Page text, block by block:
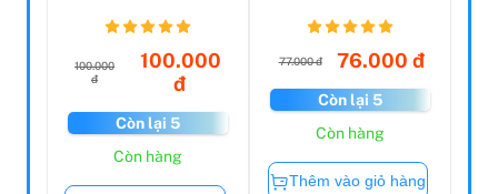
100.000
đ
100.000
đ
Còn lại 5
Còn hàng
77.000 đ 76.000 đ
Còn lại 5
Còn hàng
Thêm vào giỏ hàng